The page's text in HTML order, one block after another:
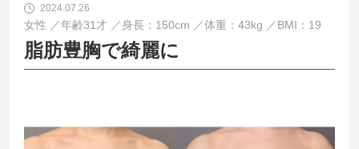
2024.07.26
女性 年齢31才 身長：150cm 体重：43kg BMI：19
脂肪豊胸で綺麗に